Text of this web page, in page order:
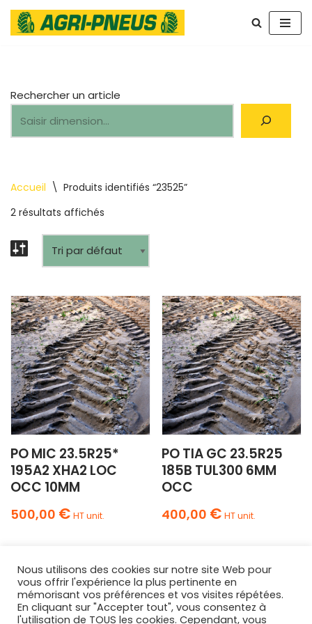
Aller
Accueil \ Produits identifiés “23525”
2 résultats affichés
PO MIC 23.5R25*
195A2 XHA2 LOC
OCC 10MM
500,00 € HT unit.
PO TIA GC 23.5R25
185B TUL300 6MM
OCC
400,00 € HT unit.
Rechercher un article
Nous utilisons des cookies sur notre site Web pour
vous offrir l'expérience la plus pertinente en
mémorisant vos préférences et vos visites répétées.
En cliquant sur "Accepter tout", vous consentez à
l'utilisation de TOUS les cookies. Cependant, vous